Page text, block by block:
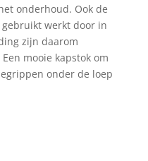
onderhoud. Ook de
werkt door in
zijn daarom
mooie kapstok om
onder de loep